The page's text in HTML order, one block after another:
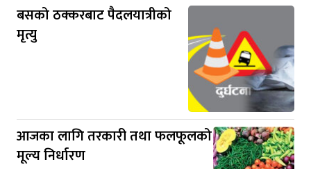
बसको ठक्करबाट पैदलयात्रीको
मृत्यु
आजका लागि तरकारी तथा फलफूलको
मूल्य निर्धारण